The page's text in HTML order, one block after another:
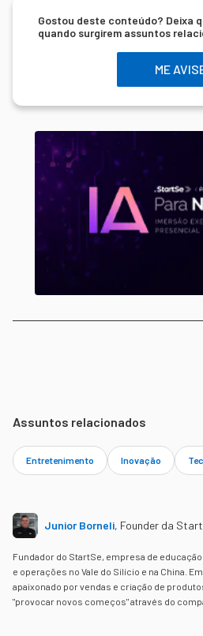
Gostou deste conteúdo? Deixa
quando surgirem assuntos
ME
Assuntos relacionados
Entretenimento Inovação
Junior Borneli, Founder da
Fundador do StartSe, empresa de
e operações no Vale do Silício e na China.
apaixonado por vendas e criação de
"provocar novos começos" através do